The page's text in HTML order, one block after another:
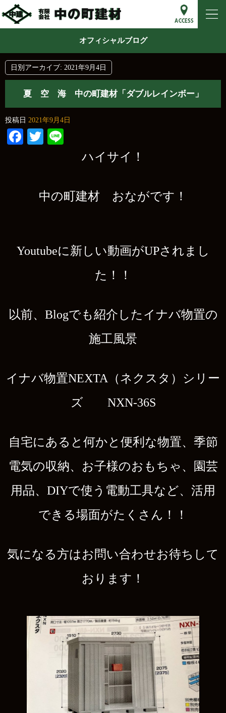
オフィシャルブログ
日別アーカイブ: 2021年9月4日
夏 空 海 中の町建材「ダブルレインボー」
投稿日 2021年9月4日
Facebook
Twitter
ハイサイ！
中の町建材 おながです！
Youtubeに新しい動画がUPされまし
た！！
以前、Blogでも紹介したイナバ物置の
施工風景
イナバ物置NEXTA（ネクスタ）シリー
ズ NXN-36S
自宅にあると何かと便利な物置、季節
電気の収納、お子様のおもちゃ、園芸
用品、DIYで使う電動工具など、活用
できる場面がたくさん！！
気になる方はお問い合わせお待ちして
おります！